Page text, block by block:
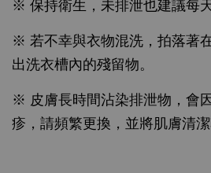
※ 保持衛生，未排泄也建議每天
※ 若不幸與衣物混洗，拍落著
出洗衣槽內的殘留物。
※ 皮膚長時間沾染排泄物，會
疹，請頻繁更換，並將肌膚清潔